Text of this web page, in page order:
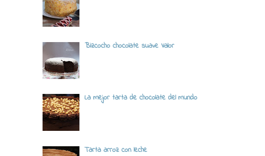
Bizcocho chocolate suave Valor
La mejor tarta de chocolate del mundo
Tarta arroz con leche